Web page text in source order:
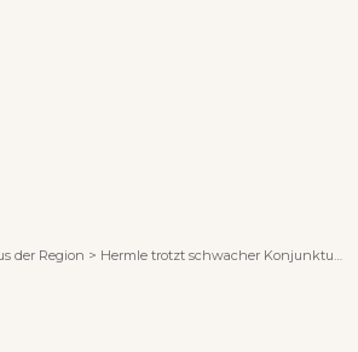
der Region > Hermle trotzt schwacher Konjunktur: Mehr Auslandsaufträge stabilisieren Geschäft in Gosheim